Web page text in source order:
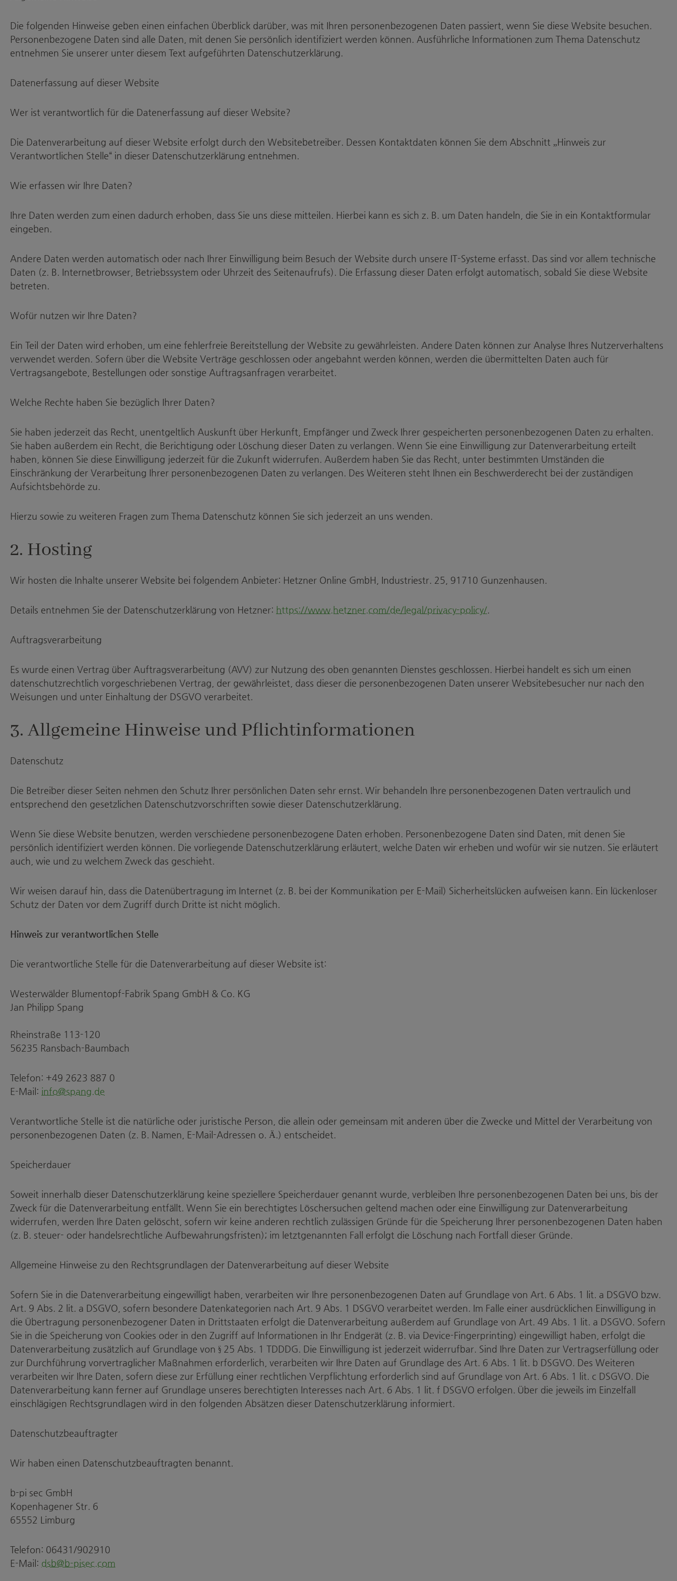
Die folgenden Hinweise geben einen einfachen Überblick darüber, was mit Ihren personenbezogenen Daten passiert, wenn Sie diese Website besuchen.
Personenbezogene Daten sind alle Daten, mit denen Sie persönlich identifiziert werden können. Ausführliche Informationen zum Thema Datenschutz
entnehmen Sie unserer unter diesem Text aufgeführten Datenschutzerklärung.
Datenerfassung auf dieser Website
Wer ist verantwortlich für die Datenerfassung auf dieser Website?
Die Datenverarbeitung auf dieser Website erfolgt durch den Websitebetreiber. Dessen Kontaktdaten können Sie dem Abschnitt „Hinweis zur
Verantwortlichen Stelle“ in dieser Datenschutzerklärung entnehmen.
Wie erfassen wir Ihre Daten?
Ihre Daten werden zum einen dadurch erhoben, dass Sie uns diese mitteilen. Hierbei kann es sich z. B. um Daten handeln, die Sie in ein Kontaktformular
eingeben.
Andere Daten werden automatisch oder nach Ihrer Einwilligung beim Besuch der Website durch unsere IT-Systeme erfasst. Das sind vor allem technische
Daten (z. B. Internetbrowser, Betriebssystem oder Uhrzeit des Seitenaufrufs). Die Erfassung dieser Daten erfolgt automatisch, sobald Sie diese Website
betreten.
Wofür nutzen wir Ihre Daten?
Ein Teil der Daten wird erhoben, um eine fehlerfreie Bereitstellung der Website zu gewährleisten. Andere Daten können zur Analyse Ihres Nutzerverhaltens
verwendet werden. Sofern über die Website Verträge geschlossen oder angebahnt werden können, werden die übermittelten Daten auch für
Vertragsangebote, Bestellungen oder sonstige Auftragsanfragen verarbeitet.
Welche Rechte haben Sie bezüglich Ihrer Daten?
Sie haben jederzeit das Recht, unentgeltlich Auskunft über Herkunft, Empfänger und Zweck Ihrer gespeicherten personenbezogenen Daten zu erhalten.
Sie haben außerdem ein Recht, die Berichtigung oder Löschung dieser Daten zu verlangen. Wenn Sie eine Einwilligung zur Datenverarbeitung erteilt
haben, können Sie diese Einwilligung jederzeit für die Zukunft widerrufen. Außerdem haben Sie das Recht, unter bestimmten Umständen die
Einschränkung der Verarbeitung Ihrer personenbezogenen Daten zu verlangen. Des Weiteren steht Ihnen ein Beschwerderecht bei der zuständigen
Aufsichtsbehörde zu.
Hierzu sowie zu weiteren Fragen zum Thema Datenschutz können Sie sich jederzeit an uns wenden.
2. Hosting
Wir hosten die Inhalte unserer Website bei folgendem Anbieter: Hetzner Online GmbH, Industriestr. 25, 91710 Gunzenhausen.
Details entnehmen Sie der Datenschutzerklärung von Hetzner: https://www.hetzner.com/de/legal/privacy-policy/
Auftragsverarbeitung
Es wurde einen Vertrag über Auftragsverarbeitung (AVV) zur Nutzung des oben genannten Dienstes geschlossen. Hierbei handelt es sich um einen
datenschutzrechtlich vorgeschriebenen Vertrag, der gewährleistet, dass dieser die personenbezogenen Daten unserer Websitebesucher nur nach den
Weisungen und unter Einhaltung der DSGVO verarbeitet.
3. Allgemeine Hinweise und Pflichtinformationen
Datenschutz
Die Betreiber dieser Seiten nehmen den Schutz Ihrer persönlichen Daten sehr ernst. Wir behandeln Ihre personenbezogenen Daten vertraulich und
entsprechend den gesetzlichen Datenschutzvorschriften sowie dieser Datenschutzerklärung.
Wenn Sie diese Website benutzen, werden verschiedene personenbezogene Daten erhoben. Personenbezogene Daten sind Daten, mit denen Sie
persönlich identifiziert werden können. Die vorliegende Datenschutzerklärung erläutert, welche Daten wir erheben und wofür wir sie nutzen. Sie erläutert
auch, wie und zu welchem Zweck das geschieht.
Wir weisen darauf hin, dass die Datenübertragung im Internet (z. B. bei der Kommunikation per E-Mail) Sicherheitslücken aufweisen kann. Ein lückenloser
Schutz der Daten vor dem Zugriff durch Dritte ist nicht möglich.
Hinweis zur verantwortlichen Stelle
Die verantwortliche Stelle für die Datenverarbeitung auf dieser Website ist:
Westerwälder Blumentopf-Fabrik Spang GmbH & Co. KG
Jan Philipp Spang
Rheinstraße 113-120
56235 Ransbach-Baumbach
Telefon: +49 2623 887 0
E-Mail: info@spang.de
Verantwortliche Stelle ist die natürliche oder juristische Person, die allein oder gemeinsam mit anderen über die Zwecke und Mittel der Verarbeitung von
personenbezogenen Daten (z. B. Namen, E-Mail-Adressen o. Ä.) entscheidet.
Speicherdauer
Soweit innerhalb dieser Datenschutzerklärung keine speziellere Speicherdauer genannt wurde, verbleiben Ihre personenbezogenen Daten bei uns, bis der
Zweck für die Datenverarbeitung entfällt. Wenn Sie ein berechtigtes Löschersuchen geltend machen oder eine Einwilligung zur Datenverarbeitung
widerrufen, werden Ihre Daten gelöscht, sofern wir keine anderen rechtlich zulässigen Gründe für die Speicherung Ihrer personenbezogenen Daten haben
(z. B. steuer- oder handelsrechtliche Aufbewahrungsfristen); im letztgenannten Fall erfolgt die Löschung nach Fortfall dieser Gründe.
Allgemeine Hinweise zu den Rechtsgrundlagen der Datenverarbeitung auf dieser Website
Sofern Sie in die Datenverarbeitung eingewilligt haben, verarbeiten wir Ihre personenbezogenen Daten auf Grundlage von Art. 6 Abs. 1 lit. a DSGVO bzw.
Art. 9 Abs. 2 lit. a DSGVO, sofern besondere Datenkategorien nach Art. 9 Abs. 1 DSGVO verarbeitet werden. Im Falle einer ausdrücklichen Einwilligung in
die Übertragung personenbezogener Daten in Drittstaaten erfolgt die Datenverarbeitung außerdem auf Grundlage von Art. 49 Abs. 1 lit. a DSGVO. Sofern
Sie in die Speicherung von Cookies oder in den Zugriff auf Informationen in Ihr Endgerät (z. B. via Device-Fingerprinting) eingewilligt haben, erfolgt die
Datenverarbeitung zusätzlich auf Grundlage von § 25 Abs. 1 TDDDG. Die Einwilligung ist jederzeit widerrufbar. Sind Ihre Daten zur Vertragserfüllung oder
zur Durchführung vorvertraglicher Maßnahmen erforderlich, verarbeiten wir Ihre Daten auf Grundlage des Art. 6 Abs. 1 lit. b DSGVO. Des Weiteren
verarbeiten wir Ihre Daten, sofern diese zur Erfüllung einer rechtlichen Verpflichtung erforderlich sind auf Grundlage von Art. 6 Abs. 1 lit. c DSGVO. Die
Datenverarbeitung kann ferner auf Grundlage unseres berechtigten Interesses nach Art. 6 Abs. 1 lit. f DSGVO erfolgen. Über die jeweils im Einzelfall
einschlägigen Rechtsgrundlagen wird in den folgenden Absätzen dieser Datenschutzerklärung informiert.
Datenschutzbeauftragter
Wir haben einen Datenschutzbeauftragten benannt.
b-pi sec GmbH
Kopenhagener Str. 6
65552 Limburg
Telefon: 06431/902910
E-Mail: dsb@b-pisec.com